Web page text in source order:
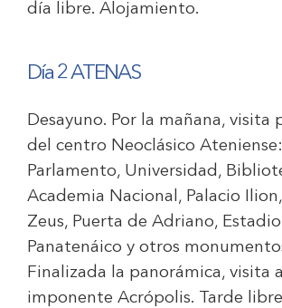
día libre. Alojamiento.
Día 2 ATENAS
Desayuno. Por la mañana, visita
del centro Neoclásico Ateniense:
Parlamento, Universidad,
Academia Nacional, Palacio
Zeus, Puerta de Adriano, Estadio
Panatenáico y otros
Finalizada la panorámica, visita
imponente Acrópolis. Tarde